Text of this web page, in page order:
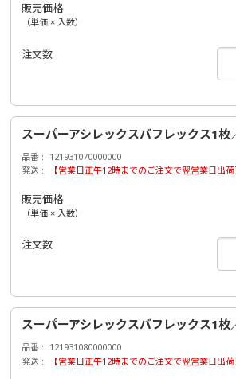
販売価格
（単価 × 入数）
注文数
スーパーアシレックスバフレックス1
品番
121931070000000
発送
【営業日正午12時までのご注文で翌営業日出荷
販売価格
（単価 × 入数）
注文数
スーパーアシレックスバフレックス1
品番
121931080000000
発送
【営業日正午12時までのご注文で翌営業日出荷